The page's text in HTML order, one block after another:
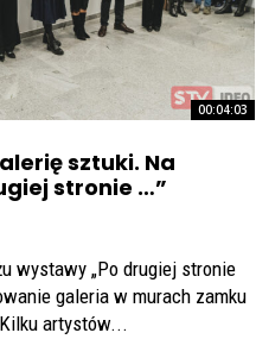
00:04:03
sztuki. Na
stronie …”
wystawy „Po drugiej stronie
galeria w murach zamku
artystów...